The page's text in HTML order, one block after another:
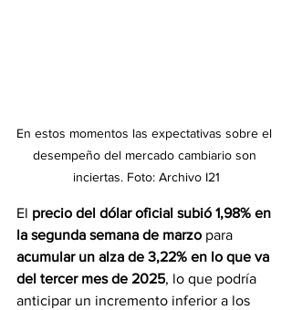
En estos momentos las expectativas sobre el
desempeño del mercado cambiario son
inciertas. Foto: Archivo I21
El precio del dólar oficial subió 1,98% en
la segunda semana de marzo para
acumular un alza de 3,22% en lo que va
del tercer mes de 2025, lo que podría
anticipar un incremento inferior a los